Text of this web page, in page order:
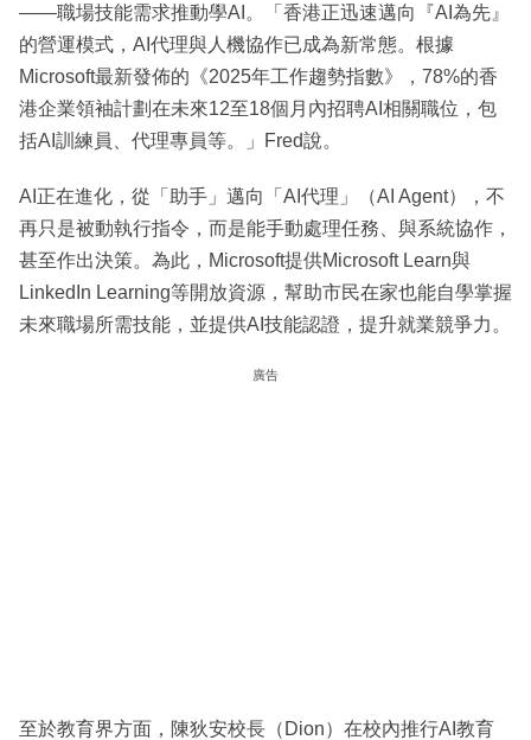
——職場技能需求推動學AI。「香港正迅速邁向『AI為先』
的營運模式，AI代理與人機協作已成為新常態。根據
Microsoft最新發佈的《2025年工作趨勢指數》，78%的香
港企業領袖計劃在未來12至18個月內招聘AI相關職位，包
括AI訓練員、代理專員等。」Fred說。
AI正在進化，從「助手」邁向「AI代理」（AI Agent），不
再只是被動執行指令，而是能手動處理任務、與系統協作，
甚至作出決策。為此，Microsoft提供Microsoft Learn與
LinkedIn Learning等開放資源，幫助市民在家也能自學掌握
未來職場所需技能，並提供AI技能認證，提升就業競爭力。
廣告
至於教育界方面，陳狄安校長（Dion）在校內推行AI教育